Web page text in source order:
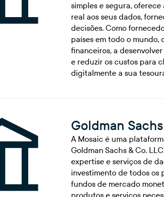
simples e segura,
real aos seus dados,
decisões. Como
países em todo o mundo,
financeiros, a
e reduzir os custos para
digitalmente a sua
Goldman
A Mosaic é uma
Goldman Sachs & Co.
expertise e serviços de
investimento de todos os
fundos de mercado
produtos e serviços